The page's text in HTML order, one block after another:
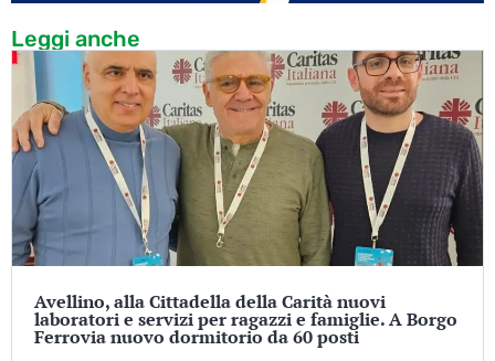
Leggi anche
Avellino, alla Cittadella della Carità nuovi
laboratori e servizi per ragazzi e famiglie. A Borgo
Ferrovia nuovo dormitorio da 60 posti